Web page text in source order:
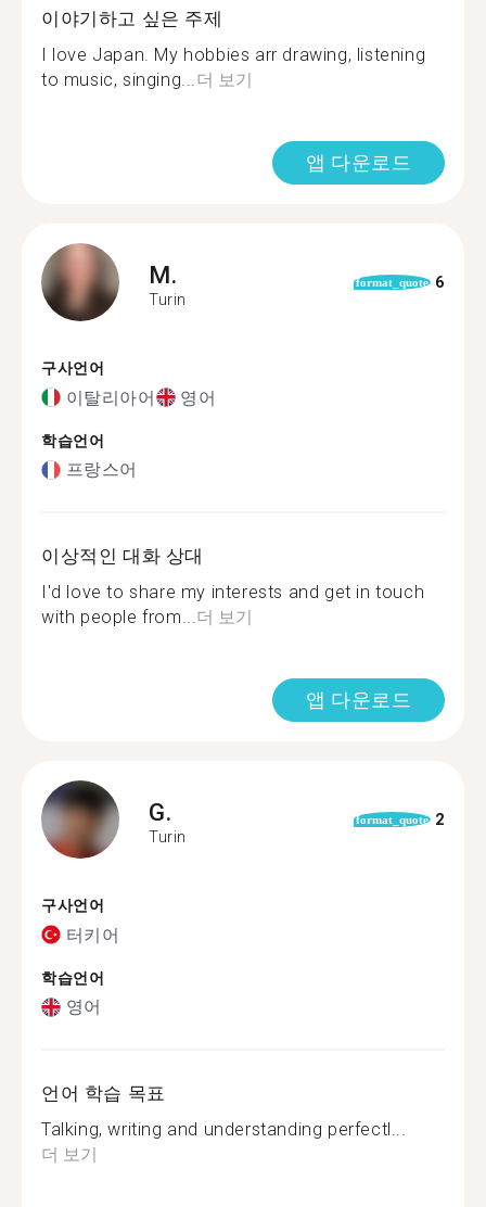
이야기하고 싶은 주제
I love Japan. My hobbies arr drawing, listening
to music, singing...더 보기
앱 다운로드
M.
Turin
format_quote 6
구사언어
이탈리아어 영어
학습언어
프랑스어
이상적인 대화 상대
I'd love to share my interests and get in touch
with people from...더 보기
앱 다운로드
G.
Turin
format_quote 2
구사언어
터키어
학습언어
영어
언어 학습 목표
Talking, writing and understanding perfectl...
더 보기